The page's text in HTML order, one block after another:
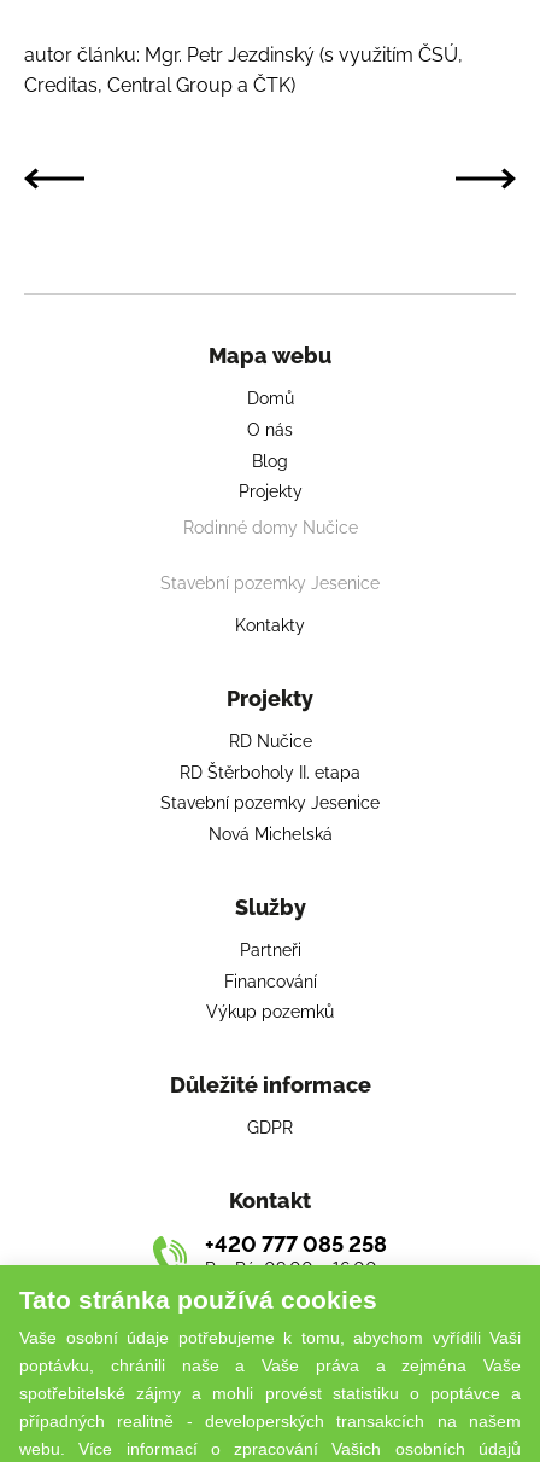
Tato stránka používá cookies
Vaše osobní údaje potřebujeme k tomu, abychom vyřídili Vaši
poptávku, chránili naše a Vaše práva a zejména Vaše
spotřebitelské zájmy a mohli provést statistiku o poptávce a
případných realitně - developerských transakcích na našem
webu. Více informací o zpracování Vašich osobních údajů
autor článku: Mgr. Petr Jezdinský (s využitím ČSÚ,
Creditas, Central Group a ČTK)
Mapa webu
Domů
O nás
Blog
Projekty
Rodinné domy Nučice
Stavební pozemky Jesenice
Kontakty
Projekty
RD Nučice
RD Štěrboholy II. etapa
Stavební pozemky Jesenice
Nová Michelská
Služby
Partneři
Financování
Výkup pozemků
Důležité informace
GDPR
Kontakt
+420 777 085 258
Po–Pá: 09:00 – 16:00
living@jurisreal.cz